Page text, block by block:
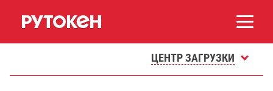
ЦЕНТР ЗАГРУЗКИ